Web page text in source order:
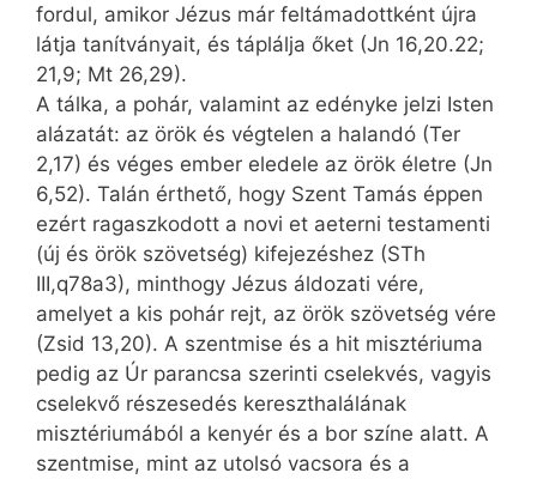
fordul, amikor Jézus már feltámadottként újra
látja tanítványait, és táplálja őket (Jn 16,20.22;
21,9; Mt 26,29).
A tálka, a pohár, valamint az edényke jelzi Isten
alázatát: az örök és végtelen a halandó (Ter
2,17) és véges ember eledele az örök életre (Jn
6,52). Talán érthető, hogy Szent Tamás éppen
ezért ragaszkodott a novi et aeterni testamenti
(új és örök szövetség) kifejezéshez (STh
III,q78a3), minthogy Jézus áldozati vére,
amelyet a kis pohár rejt, az örök szövetség vére
(Zsid 13,20). A szentmise és a hit misztériuma
pedig az Úr parancsa szerinti cselekvés, vagyis
cselekvő részesedés kereszthalálának
misztériumából a kenyér és a bor színe alatt. A
szentmise, mint az utolsó vacsora és a